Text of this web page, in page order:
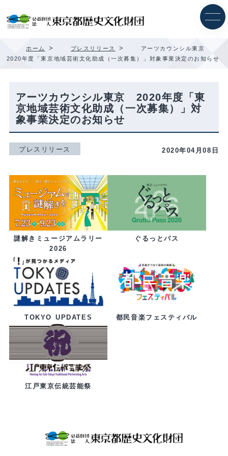
ッ
ホーム > プレスリリース >
アーツカウンシル東京
2020年度「東京地域芸術文化助成（一次募集）」対象事業決定のお知らせ
アーツカウンシル東京 2020年度「東
京地域芸術文化助成（一次募集）」対
象事業決定のお知らせ
プレスリリース 2020年04月08日
謎解きミュージアムラリー
2026
ぐるっとパス
TOKYO UPDATES 都民音楽フェスティバル
江戸東京伝統芸能祭